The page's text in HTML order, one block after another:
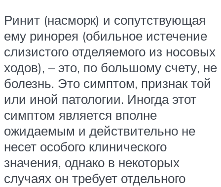
Ринит (насморк) и сопутствующая
ему ринорея (обильное истечение
слизистого отделяемого из носовых
ходов), – это, по большому счету, не
болезнь. Это симптом, признак той
или иной патологии. Иногда этот
симптом является вполне
ожидаемым и действительно не
несет особого клинического
значения, однако в некоторых
случаях он требует отдельного